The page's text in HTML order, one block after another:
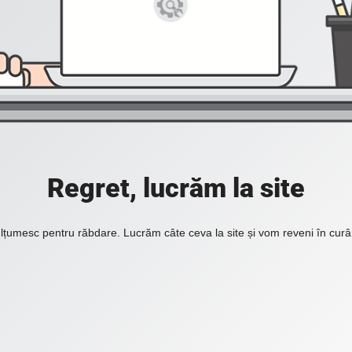
Regret, lucrăm la site
pentru răbdare. Lucrăm câte ceva la site și vom reveni în